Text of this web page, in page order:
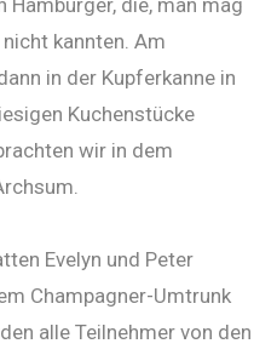
die, man mag
kannten. Am
in der Kupferkanne in
Kuchenstücke
wir in dem
Evelyn und Peter
Champagner-Umtrunk
alle Teilnehmer von den